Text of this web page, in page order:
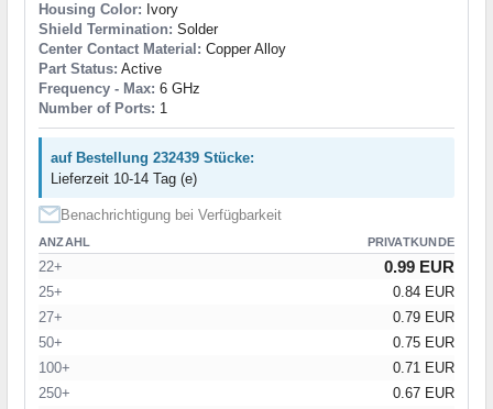
Housing Color: Ivory
Shield Termination: Solder
Center Contact Material: Copper Alloy
Part Status: Active
Frequency - Max: 6 GHz
Number of Ports: 1
auf Bestellung 232439 Stücke:
Lieferzeit 10-14 Tag (e)
Benachrichtigung bei Verfügbarkeit
ANZAHL PRIVATKUNDE
22+ 0.99 EUR
25+
0.84 EUR
27+
0.79 EUR
50+
0.75 EUR
100+
0.71 EUR
250+
0.67 EUR